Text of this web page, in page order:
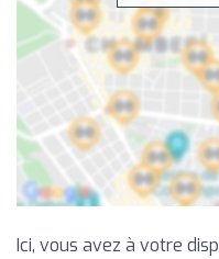
Ici, vous avez à votre